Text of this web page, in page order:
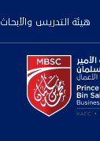
هيئة التدريس والأبحاث